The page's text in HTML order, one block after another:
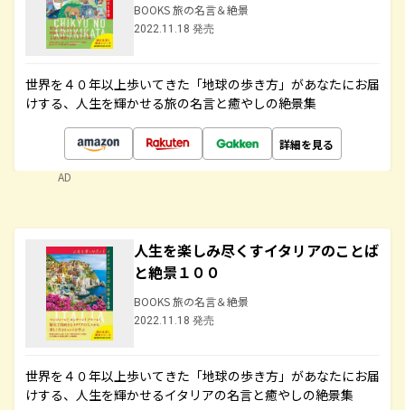
BOOKS 旅の名言＆絶景
2022.11.18 発売
世界を４０年以上歩いてきた「地球の歩き方」があなたにお届
けする、人生を輝かせる旅の名言と癒やしの絶景集
詳細を見る
AD
人生を楽しみ尽くすイタリアのことば
と絶景１００
BOOKS 旅の名言＆絶景
2022.11.18 発売
世界を４０年以上歩いてきた「地球の歩き方」があなたにお届
けする、人生を輝かせるイタリアの名言と癒やしの絶景集